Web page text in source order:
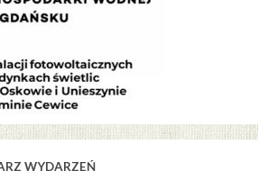
WYDARZEŃ